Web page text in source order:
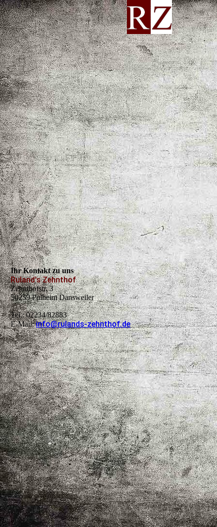
Ihr Kontakt zu uns
Ruland's Zehnthof
Zehnthofstr. 3
50259 Pulheim Dansweiler
Tel.: 02234/82883
E-Mail:info@rulands-zehnthof.de